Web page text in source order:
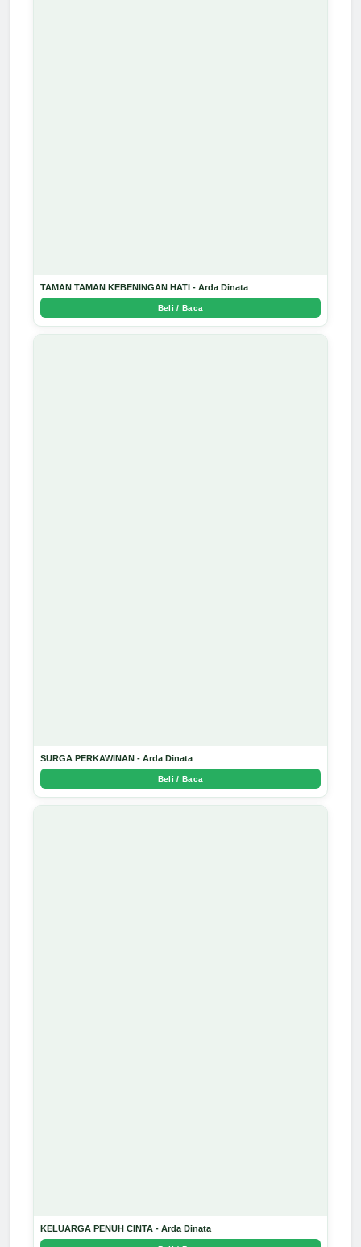
TAMAN TAMAN KEBENINGAN HATI - Arda Dinata
Beli / Baca
SURGA PERKAWINAN - Arda Dinata
Beli / Baca
KELUARGA PENUH CINTA - Arda Dinata